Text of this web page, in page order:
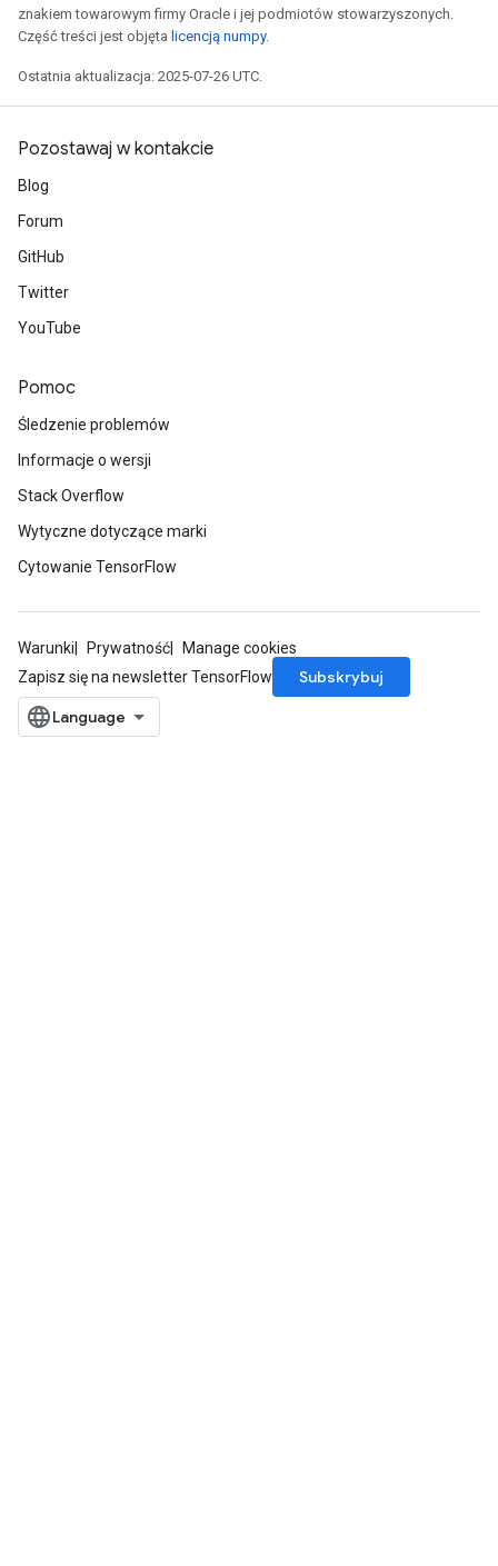
znakiem towarowym firmy Oracle i jej podmiotów stowarzyszonych.
Część treści jest objęta licencją numpy.
Ostatnia aktualizacja: 2025-07-26 UTC.
Pozostawaj w kontakcie
Blog
Forum
GitHub
Twitter
YouTube
Pomoc
Śledzenie problemów
Informacje o wersji
Stack Overflow
Wytyczne dotyczące marki
Cytowanie TensorFlow
Warunki Prywatność
Manage cookies
Zapisz się na newsletter TensorFlow
Subskrybuj